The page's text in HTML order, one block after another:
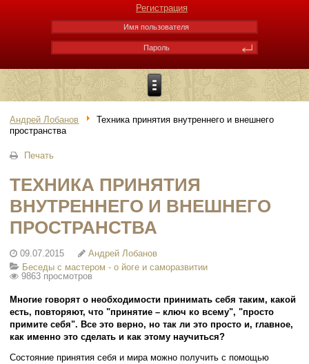
Регистрация
Андрей Лобанов
Техника принятия внутреннего и внешнего
пространства
Печать
ТЕХНИКА ПРИНЯТИЯ
ВНУТРЕННЕГО И ВНЕШНЕГО
ПРОСТРАНСТВА
09.07.2015
Андрей Лобанов
Беседы с мастером - о йоге и саморазвитии
9863 просмотров
Многие говорят о необходимости принимать себя таким, какой
есть, повторяют, что "принятие – ключ ко всему", "просто
примите себя". Все это верно, но так ли это просто и, главное,
как именно это сделать и как этому научиться?
Состояние принятия себя и мира можно получить с помощью